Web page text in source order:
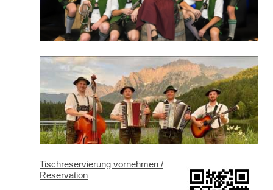
Tischreservierung vornehmen /
Reservation